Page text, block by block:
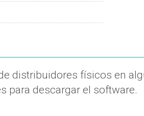
distribuidores físicos en
para descargar el software.